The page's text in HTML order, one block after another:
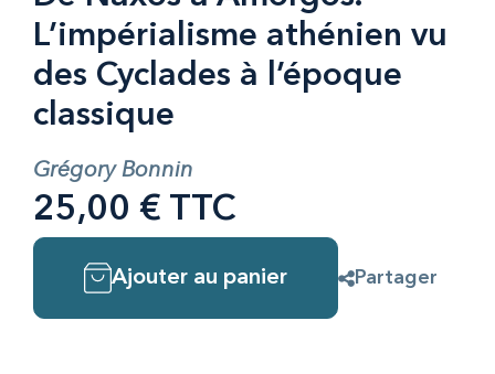
L’impérialisme athénien vu
des Cyclades à l’époque
classique
Grégory Bonnin
25,00 € TTC
Ajouter au panier Partager